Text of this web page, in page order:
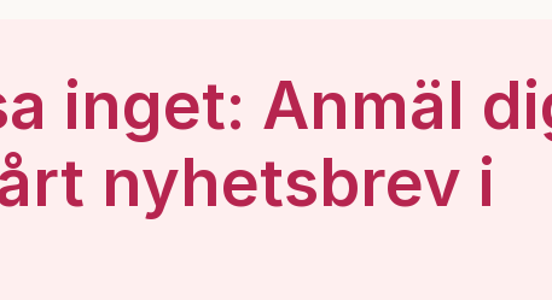
inget: Anmäl
nyhetsbrev i